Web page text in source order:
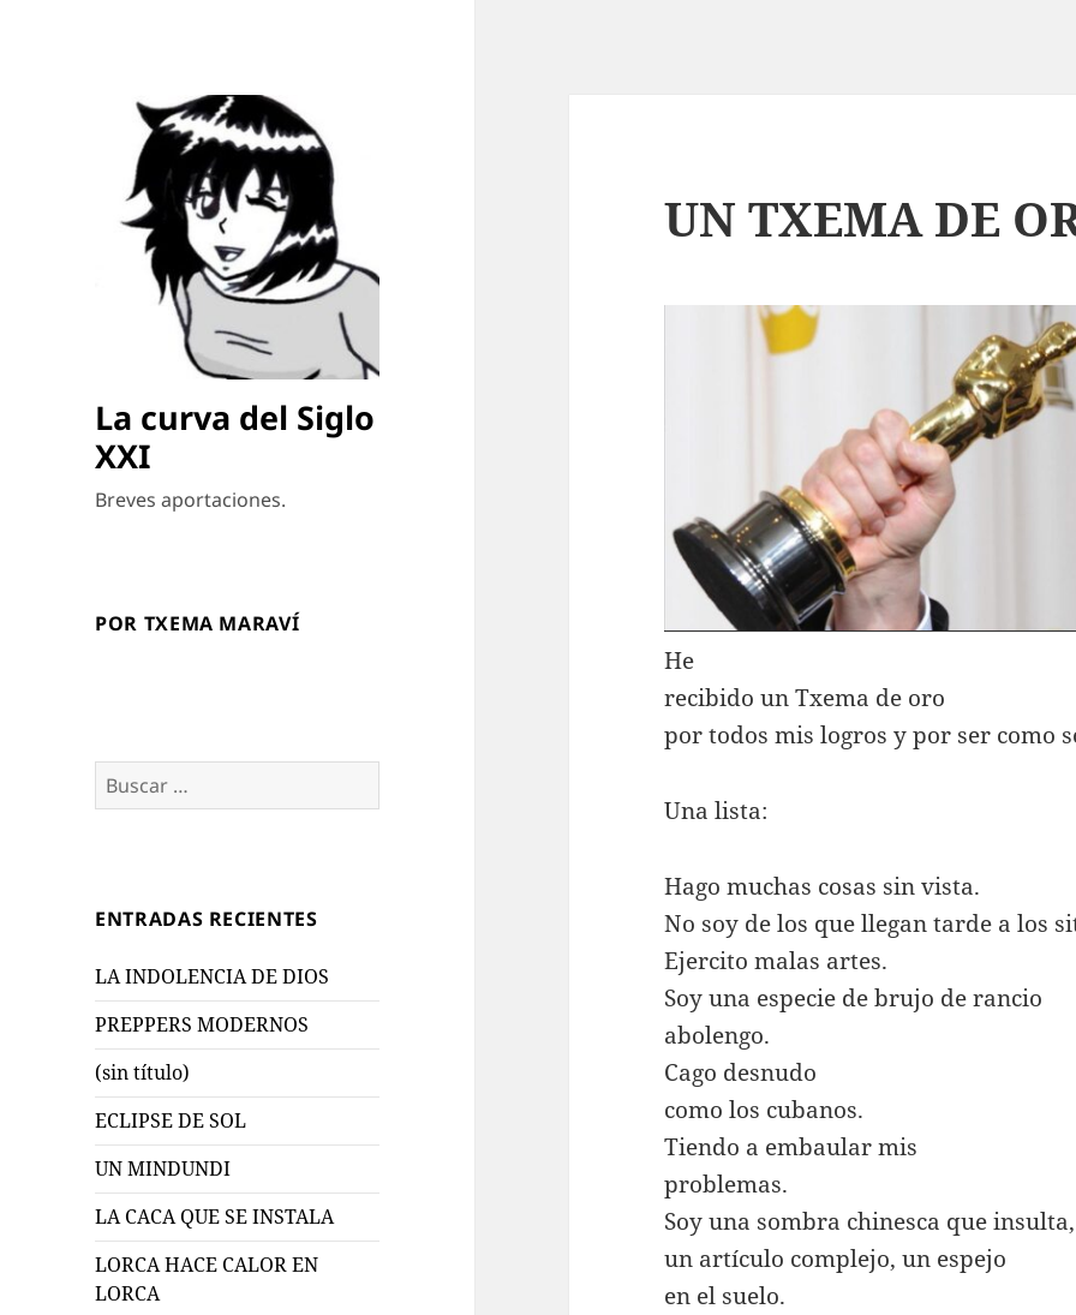
La curva del Siglo
XXI
Breves aportaciones.
POR TXEMA MARAVÍ
Buscar:
ENTRADAS RECIENTES
LA INDOLENCIA DE DIOS
PREPPERS MODERNOS
(sin título)
ECLIPSE DE SOL
UN MINDUNDI
LA CACA QUE SE INSTALA
LORCA HACE CALOR EN
LORCA
UN TXEMA DE
He
recibido un Txema de oro
por todos mis logros y por ser como
Una lista:
Hago muchas cosas sin vista.
No soy de los que llegan tarde a los
Ejercito malas artes.
Soy una especie de brujo de rancio
abolengo.
Cago desnudo
como los cubanos.
Tiendo a embaular mis
problemas.
Soy una sombra chinesca que insulta,
un artículo complejo, un espejo
en el suelo.